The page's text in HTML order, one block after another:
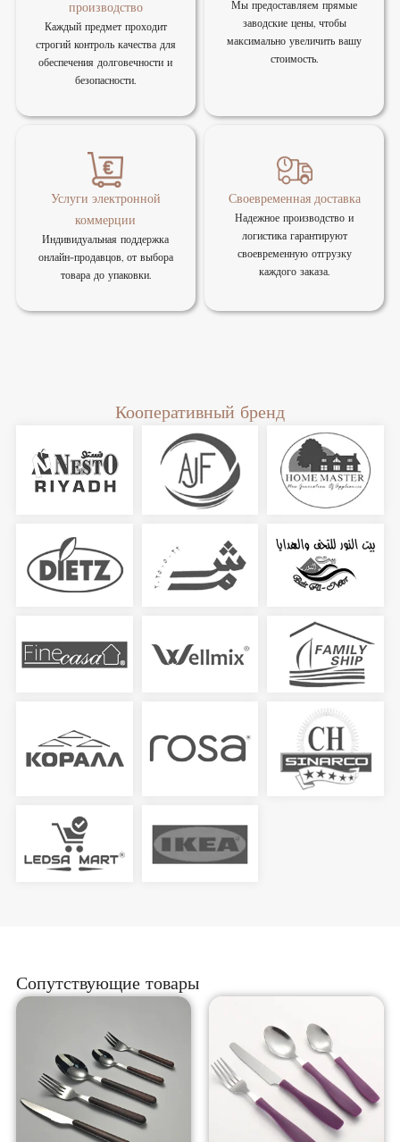
производство
Каждый предмет проходит
строгий контроль качества для
обеспечения долговечности и
безопасности.
Мы предоставляем прямые
заводские цены, чтобы
максимально увеличить вашу
стоимость.
Услуги электронной
коммерции
Индивидуальная поддержка
онлайн-продавцов, от выбора
товара до упаковки.
Своевременная доставка
Надежное производство и
логистика гарантируют
своевременную отгрузку
каждого заказа.
Кооперативный бренд
Сопутствующие товары